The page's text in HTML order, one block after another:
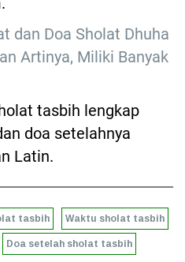
dan Doa Sholat Dhuha
Artinya, Miliki Banyak
tasbih lengkap
doa setelahnya
Latin.
tasbih Waktu sholat tasbih
Doa setelah sholat tasbih